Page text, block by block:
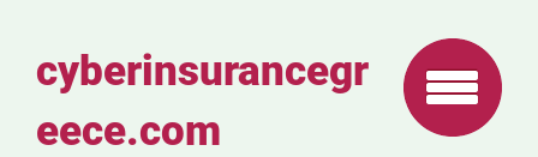
cyberinsurancegr
eece.com